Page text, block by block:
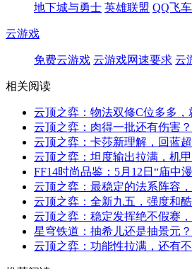
地下城与勇士 英雄联盟 QQ飞车
云游戏
免费云游戏 云游戏网速要求 云
相关阅读
云顶之弈：物法双修C位多多，
云顶之弈：肉得一批还有伤害
云顶之弈：卡莎新理解，回蓝
云顶之弈：坦度输出拉满，机
FF14时尚品鉴：5月12日“庙中
云顶之弈：最稳定的法系阵容
云顶之弈：全新九五，强度和
云顶之弈：稳定发挥绝不假赛
星穹铁道：抽希儿还是抽景元？
云顶之弈：功能性拉满，还有